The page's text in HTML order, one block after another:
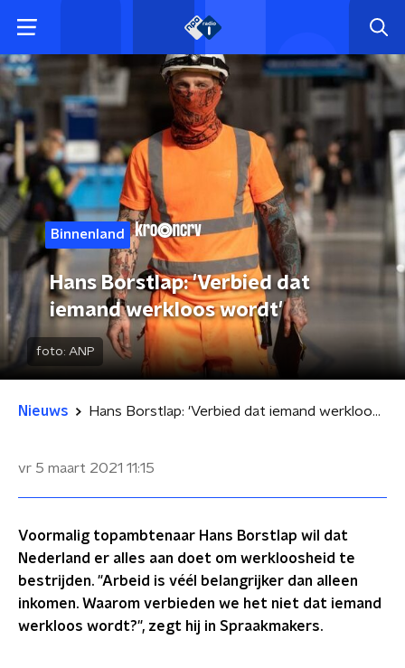
Binnenland
Hans Borstlap: 'Verbied dat
iemand werkloos wordt'
foto: ANP
Nieuws Hans Borstlap: 'Verbied dat iemand werkloos wordt'
vr 5 maart 2021 11:15
Voormalig topambtenaar Hans Borstlap wil dat
Nederland er alles aan doet om werkloosheid te
bestrijden. "Arbeid is véél belangrijker dan alleen
inkomen. Waarom verbieden we het niet dat iemand
werkloos wordt?", zegt hij in Spraakmakers.